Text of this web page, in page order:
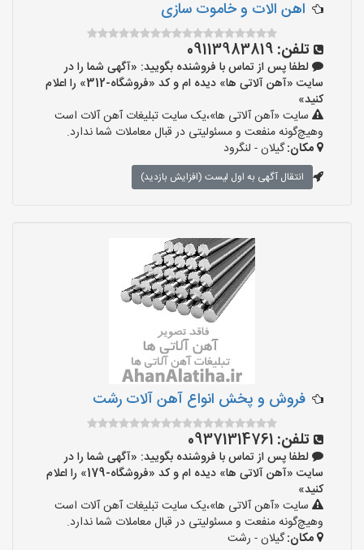
اهن الات و خاموت سازی
تلفن: 09113983819
لطفا پس از تماس با فروشنده بگویید: «آگهی شما را در
سایت «آهن آلاتی ها» دیده ام و کد «فروشگاه-312» را اعلام
کنید»
سایت «آهن آلاتی ها»،یک سایت تبلیغات آهن آلات است
وهیچ‌گونه منفعت و مسئولیتی در قبال معاملات شما ندارد.
مکان:گیلان - لنگرود
انتقال آگهی به اول لیست (افزایش بازدید)
فروش و پخش انواع آهن آلات رشت
تلفن: 09371314761
لطفا پس از تماس با فروشنده بگویید: «آگهی شما را در
سایت «آهن آلاتی ها» دیده ام و کد «فروشگاه-179» را اعلام
کنید»
سایت «آهن آلاتی ها»،یک سایت تبلیغات آهن آلات است
وهیچ‌گونه منفعت و مسئولیتی در قبال معاملات شما ندارد.
مکان:گیلان - رشت